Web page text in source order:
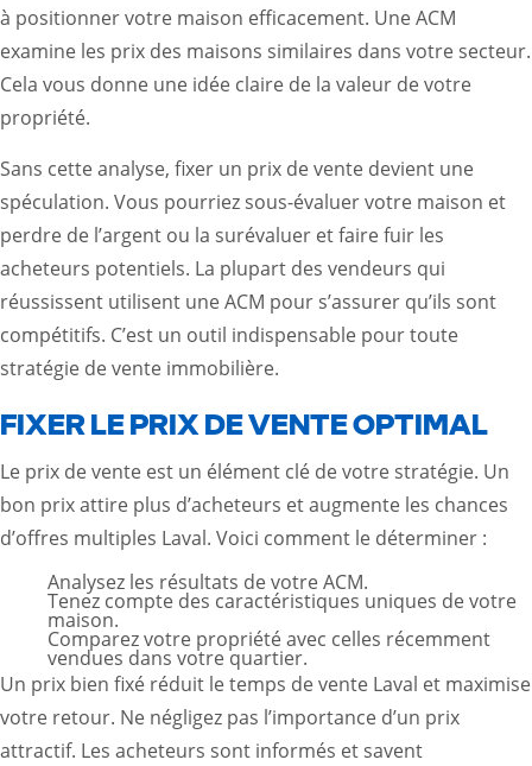
à positionner votre maison efficacement. Une ACM
examine les prix des maisons similaires dans votre secteur.
Cela vous donne une idée claire de la valeur de votre
propriété.
Sans cette analyse, fixer un prix de vente devient une
spéculation. Vous pourriez sous-évaluer votre maison et
perdre de l’argent ou la surévaluer et faire fuir les
acheteurs potentiels. La plupart des vendeurs qui
réussissent utilisent une ACM pour s’assurer qu’ils sont
compétitifs. C’est un outil indispensable pour toute
stratégie de vente immobilière.
FIXER LE PRIX DE VENTE OPTIMAL
Le prix de vente est un élément clé de votre stratégie. Un
bon prix attire plus d’acheteurs et augmente les chances
d’offres multiples Laval. Voici comment le déterminer :
Analysez les résultats de votre ACM.
Tenez compte des caractéristiques uniques de votre
maison.
Comparez votre propriété avec celles récemment
vendues dans votre quartier.
Un prix bien fixé réduit le temps de vente Laval et maximise
votre retour. Ne négligez pas l’importance d’un prix
attractif. Les acheteurs sont informés et savent